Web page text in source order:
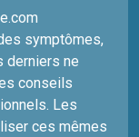
symptômes,
derniers ne
conseils
Les
ces mêmes